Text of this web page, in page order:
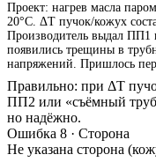
Проект: нагрев масла
20°C. ΔT пучок/кожух
Производитель выдал ПП1
появились трещины в
напряжений. Пришлось
Правильно: при ΔT
ПП2 или «съёмный
но надёжно.
Ошибка 8 · Сторона
Не указана сторона